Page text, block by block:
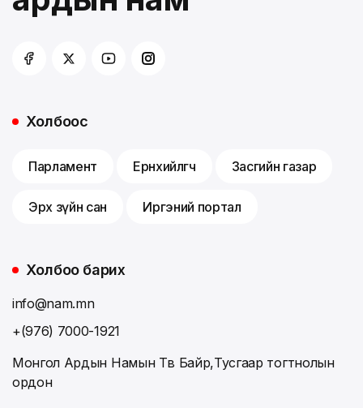
Холбоос
Парламент Ерөнхийлөгч Засгийн газар
Эрх зүйн сан Иргэний портал
Холбоо барих
info@nam.mn
+(976) 7000-1921
Монгол Ардын Намын Төв Байр,Тусгаар тогтнолын
ордон